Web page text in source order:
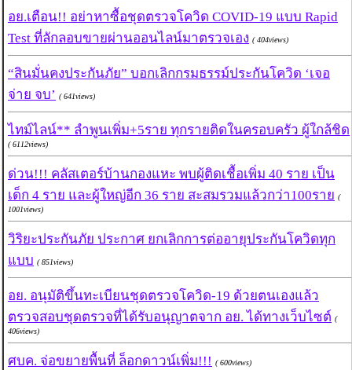
อย.เตือน!! อย่าหาซื้อชุดตรวจโควิด COVID-19 แบบ Rapid
Test ที่ลักลอบขายผ่านออนไลน์มาตรวจเอง ( 404views)
“สินมั่นคงประกันภัย” บอกเลิกกรมธรรม์ประกันโควิด ‘เจอ
จ่าย จบ’ ( 641views)
ไทม์ไลน์** ลำพูนเพิ่ม+5ราย ทุกรายติดในครอบครัว ผู้ใกล้ชิด
( 6112views)
ด่วน!!! คลัสเตอร์บ้านกองแหะ พบผู้ติดเชื้อเพิ่ม 40 ราย เป็น
เด็ก 4 ราย และผู้ใหญ่อีก 36 ราย สะสมรวมแล้วกว่า100ราย (
1001views)
วิริยะประกันภัย ประกาศ ยกเลิกการต่ออายุประกันโควิดทุก
แบบ ( 851views)
อย. อนุมัติขึ้นทะเบียนชุดตรวจโควิด-19 ด้วยตนเองแล้ว
ตรวจสอบชุดตรวจที่ได้รับอนุญาตจาก อย. ได้ทางเว็บไซต์ (
406views)
ศบค. จ่อขยายพื้นที่ ล็อกดาวน์เพิ่ม!!! ( 600views)